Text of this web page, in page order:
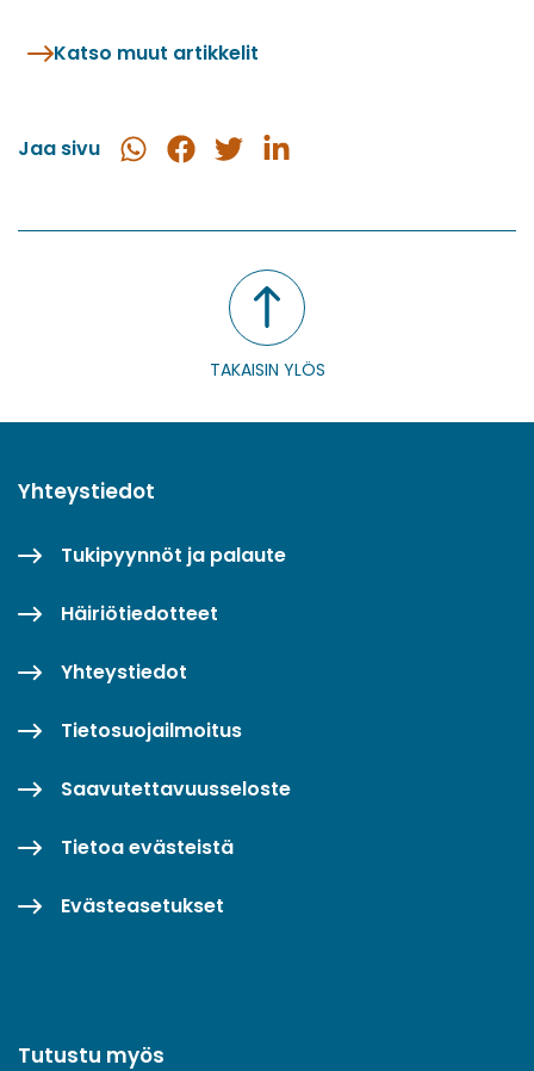
Katso muut artikkelit
Jaa sivu
Jaa
Jaa
Jaa
Jaa
TAKAISIN YLÖS
Yhteystiedot
Tukipyynnöt ja palaute
Häiriötiedotteet
Yhteystiedot
Tietosuojailmoitus
Saavutettavuusseloste
Tietoa evästeistä
Evästeasetukset
Tutustu myös